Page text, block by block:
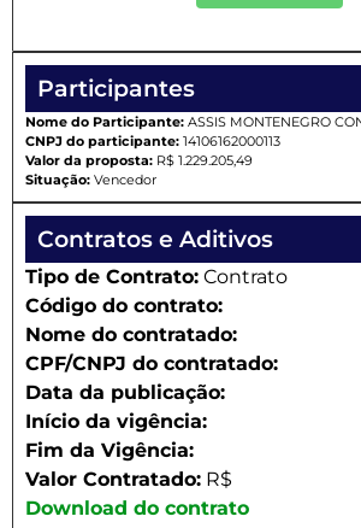
Participantes
Nome do Participante: ASSIS MONTENEGRO
CNPJ do participante: 14106162000113
Valor da proposta: R$ 1.229.205,49
Situação: Vencedor
Contratos e Aditivos
Tipo de Contrato: Contrato
Código do contrato:
Nome do contratado:
CPF/CNPJ do contratado:
Data da publicação:
Início da vigência:
Fim da Vigência:
Valor Contratado: R$
Download do contrato